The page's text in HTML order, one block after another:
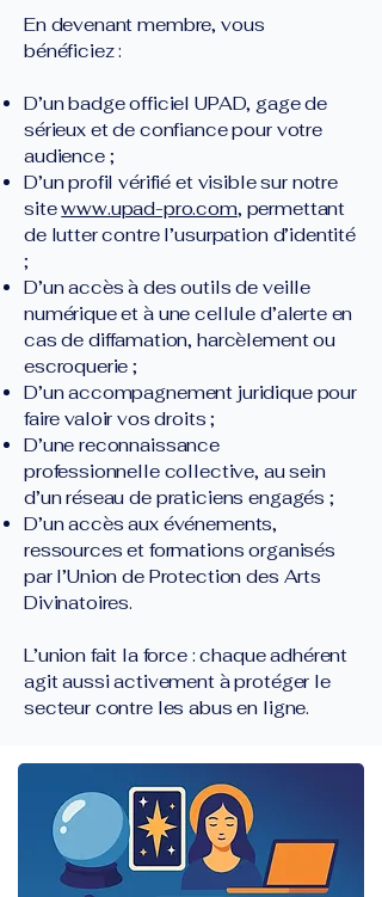
En devenant membre, vous
bénéficiez :
D’un badge officiel UPAD, gage de
sérieux et de confiance pour votre
audience ;
D’un profil vérifié et visible sur notre
sitewww.upad-pro.com, permettant
de lutter contre l’usurpation d’identité
;
D’un accès à des outils de veille
numérique et à une cellule d’alerte en
cas de diffamation, harcèlement ou
escroquerie ;
D’un accompagnement juridique pour
faire valoir vos droits ;
D’une reconnaissance
professionnelle collective, au sein
d’un réseau de praticiens engagés ;
D’un accès aux événements,
ressources et formations organisés
par l’Union de Protection des Arts
Divinatoires.
L’union fait la force : chaque adhérent
agit aussi activement à protéger le
secteur contre les abus en ligne.